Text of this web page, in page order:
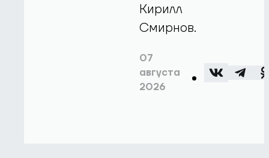
Кирилл
Смирнов.
07
августа
2026